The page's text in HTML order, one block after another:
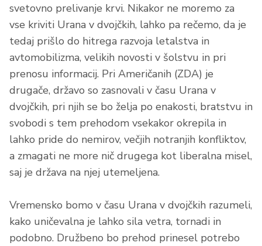
svetovno prelivanje krvi. Nikakor ne moremo za
vse kriviti Urana v dvojčkih, lahko pa rečemo, da je
tedaj prišlo do hitrega razvoja letalstva in
avtomobilizma, velikih novosti v šolstvu in pri
prenosu informacij. Pri Američanih (ZDA) je
drugače, državo so zasnovali v času Urana v
dvojčkih, pri njih se bo želja po enakosti, bratstvu in
svobodi s tem prehodom vsekakor okrepila in
lahko pride do nemirov, večjih notranjih konfliktov,
a zmagati ne more nič drugega kot liberalna misel,
saj je država na njej utemeljena.
Vremensko bomo v času Urana v dvojčkih razumeli,
kako uničevalna je lahko sila vetra, tornadi in
podobno. Družbeno bo prehod prinesel potrebo